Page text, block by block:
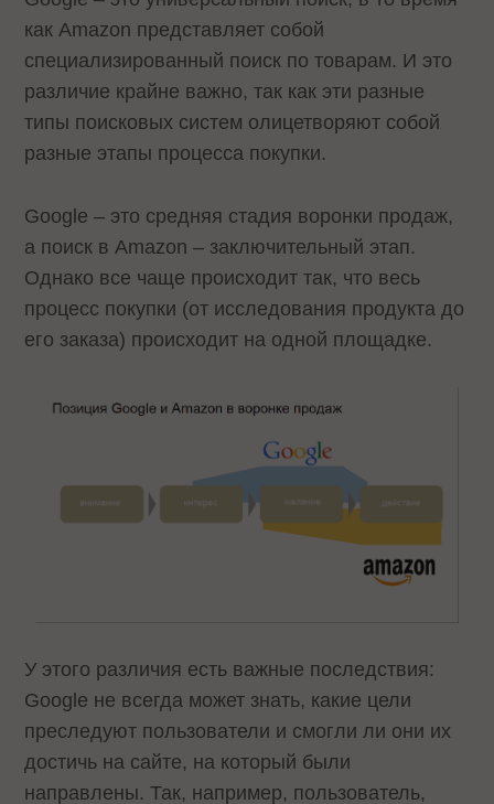
как Amazon представляет собой
специализированный поиск по товарам. И это
различие крайне важно, так как эти разные
типы поисковых систем олицетворяют собой
разные этапы процесса покупки.
Google – это средняя стадия воронки продаж,
а поиск в Amazon – заключительный этап.
Однако все чаще происходит так, что весь
процесс покупки (от исследования продукта до
его заказа) происходит на одной площадке.
У этого различия есть важные последствия:
Google не всегда может знать, какие цели
преследуют пользователи и смогли ли они их
достичь на сайте, на который были
направлены. Так, например, пользователь,